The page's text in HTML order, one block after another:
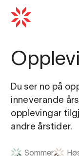
Du ser no på
inneverande
opplevingar
andre årstider.
Sommer